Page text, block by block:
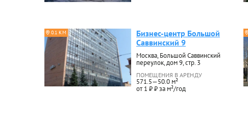
0.1 КМ
Бизнес-центр Большой
Саввинский 9
Москва, Большой Саввинский
переулок, дом 9, стр. 3
ПОМЕЩЕНИЯ В АРЕНДУ
571.5—50.0 м²
от 1 ₽ ₽ за м²/год